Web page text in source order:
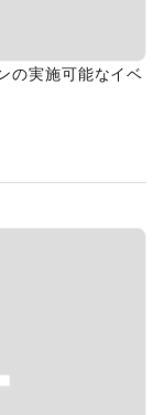
の実施可能なイベ